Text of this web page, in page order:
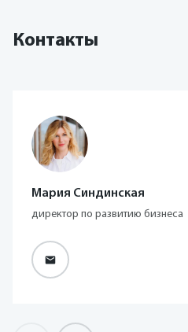
Контакты
Мария Синдинская
директор по развитию бизнеса